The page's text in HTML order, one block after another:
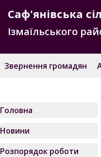
Саф'янівська
Ізмаїльського
Звернення громадян
Головна
Новини
Розпорядок роботи